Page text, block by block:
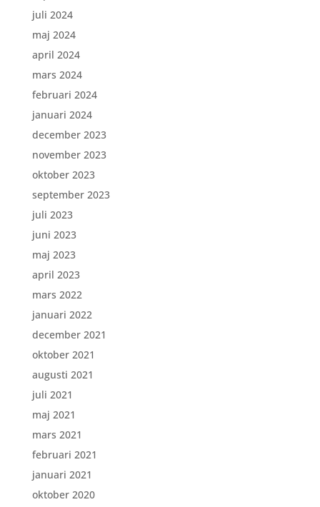
juli 2024
maj 2024
april 2024
mars 2024
februari 2024
januari 2024
december 2023
november 2023
oktober 2023
september 2023
juli 2023
juni 2023
maj 2023
april 2023
mars 2022
januari 2022
december 2021
oktober 2021
augusti 2021
juli 2021
maj 2021
mars 2021
februari 2021
januari 2021
oktober 2020